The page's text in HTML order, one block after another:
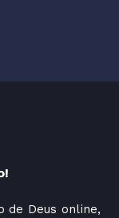
de Deus online,